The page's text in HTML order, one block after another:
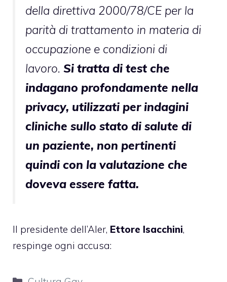
della direttiva 2000/78/CE per la
parità di trattamento in materia di
occupazione e condizioni di
lavoro. Si tratta di test che
indagano profondamente nella
privacy, utilizzati per indagini
cliniche sullo stato di salute di
un paziente, non pertinenti
quindi con la valutazione che
doveva essere fatta.
Il presidente dell’Aler, Ettore Isacchini,
respinge ogni accusa:
Categorie